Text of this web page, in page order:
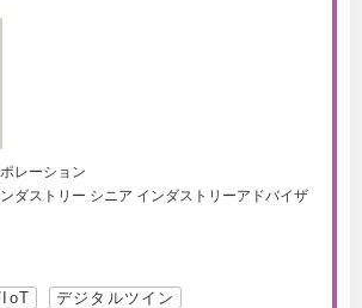
レーション
ダストリー シニア インダストリーアドバイザ
デジタルツイン